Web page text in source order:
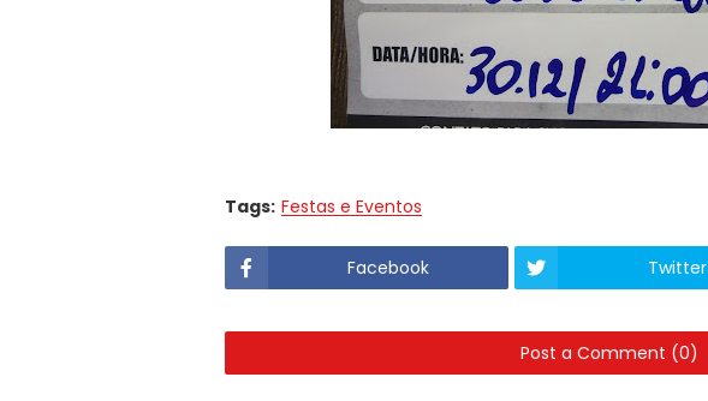
Tags: Festas e Eventos
Facebook Twitter
Post a Comment (0)